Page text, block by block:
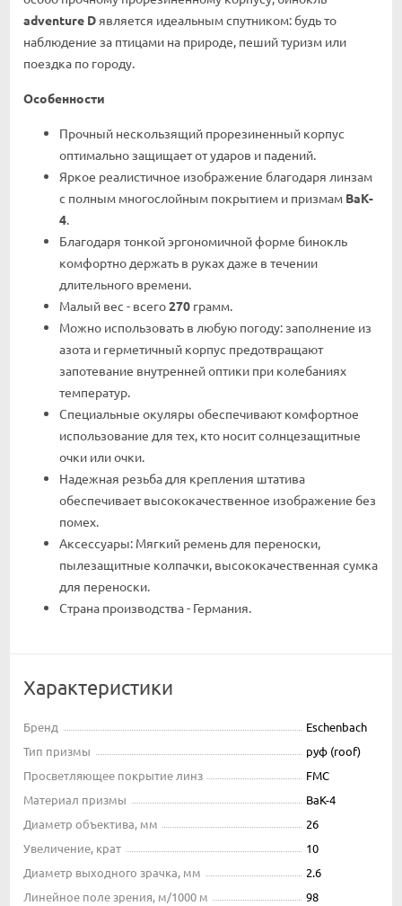
adventure D является идеальным спутником: будь то
наблюдение за птицами на природе, пеший туризм или
поездка по городу.
Особенности
Прочный нескользящий прорезиненный корпус
оптимально защищает от ударов и падений.
Яркое реалистичное изображение благодаря линзам
с полным многослойным покрытием и призмам BaK-
4.
Благодаря тонкой эргономичной форме бинокль
комфортно держать в руках даже в течении
длительного времени.
Малый вес - всего270 грамм.
Можно использовать в любую погоду: заполнение из
азота и герметичный корпус предотвращают
запотевание внутренней оптики при колебаниях
температур.
Специальные окуляры обеспечивают комфортное
использование для тех, кто носит солнцезащитные
очки или очки.
Надежная резьба для крепления штатива
обеспечивает высококачественное изображение без
помех.
Аксессуары: Мягкий ремень для переноски,
пылезащитные колпачки, высококачественная сумка
для переноски.
Страна производства - Германия.
Характеристики
Бренд
Eschenbach
Тип призмы
руф (roof)
Просветляющее покрытие линз
FMC
Материал призмы
BaK-4
Диаметр объектива, мм
26
Увеличение, крат
10
Диаметр выходного зрачка, мм
2.6
Линейное поле зрения, м/1000 м
98